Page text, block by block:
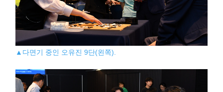
▲다면기 중인 오유진 9단(왼쪽).